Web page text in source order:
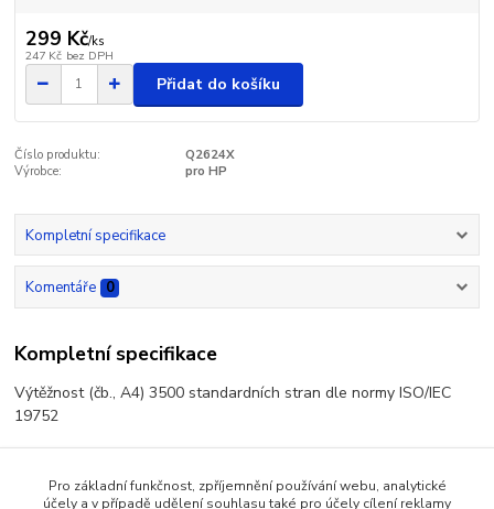
299 Kč/ks
247 Kč bez DPH
Přidat do košíku
Číslo produktu:
Q2624X
Výrobce:
pro HP
Kompletní specifikace
Komentáře 0
Kompletní specifikace
Výtěžnost (čb., A4) 3500 standardních stran dle normy ISO/IEC
19752
Pro základní funkčnost, zpříjemnění používání webu, analytické
účely a v případě udělení souhlasu také pro účely cílení reklamy